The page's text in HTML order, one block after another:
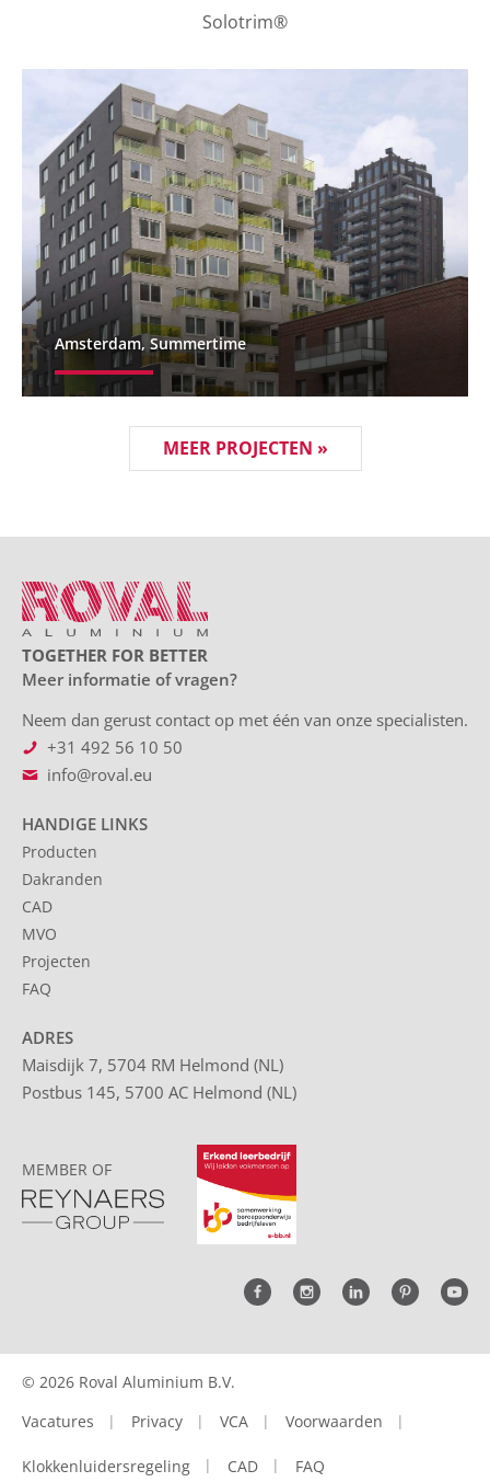
Solotrim®
Amsterdam, Summertime
MEER PROJECTEN »
TOGETHER FOR BETTER
Meer informatie of vragen?
Neem dan gerust contact op met één van onze specialisten.
+31 492 56 10 50
info@roval.eu
HANDIGE LINKS
Producten
Dakranden
CAD
MVO
Projecten
FAQ
ADRES
Maisdijk 7, 5704 RM Helmond (NL)
Postbus 145, 5700 AC Helmond (NL)
MEMBER OF
© 2026 Roval Aluminium B.V.
Vacatures
Privacy VCA Voorwaarden
Klokkenluidersregeling CAD FAQ